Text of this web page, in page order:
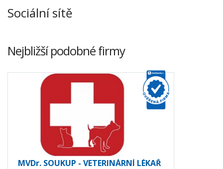
Sociální sítě
Nejbližší podobné firmy
MVDr. SOUKUP - VETERINÁRNÍ LÉKAŘ